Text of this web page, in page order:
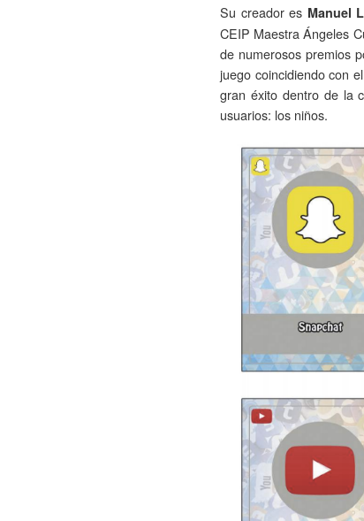
Su creador es Manuel
CEIP Maestra Ángeles
de numerosos premios
juego coincidiendo con
gran éxito dentro de la
usuarios: los niños.